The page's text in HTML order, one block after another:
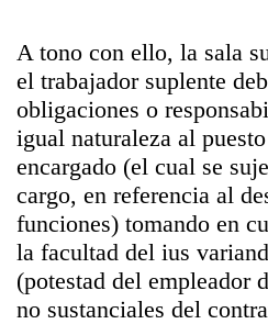
A tono con ello, la sala
el trabajador suplente
obligaciones o
igual naturaleza al
encargado (el cual se
cargo, en referencia al
funciones) tomando en
la facultad del ius
(potestad del empleador
no sustanciales del